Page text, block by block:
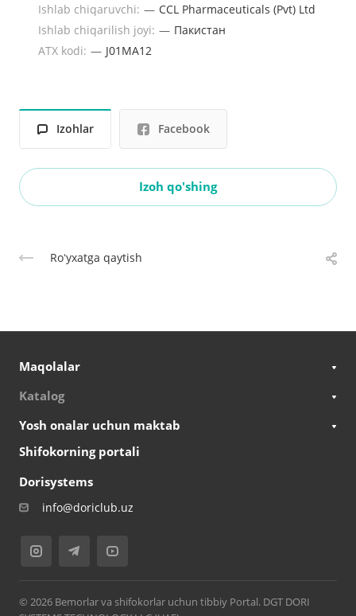
Ishlab chiqaruvchi: — CCL Pharmaceuticals (Pvt) Ltd
Ishlab chiqarilish joyi: — Пакистан
ATX kodi: — J01MA12
Izohlar Facebook
Izoh qo'shing
Roʻyxatga qaytish
Maqolalar
Katalog
Yosh onalar uchun maktab
Shifokorning portali
Dorisystems
info@doriclub.uz
© 2026 Bemorlar va shifokorlar uchun tibbiy Portal. DGT DORI